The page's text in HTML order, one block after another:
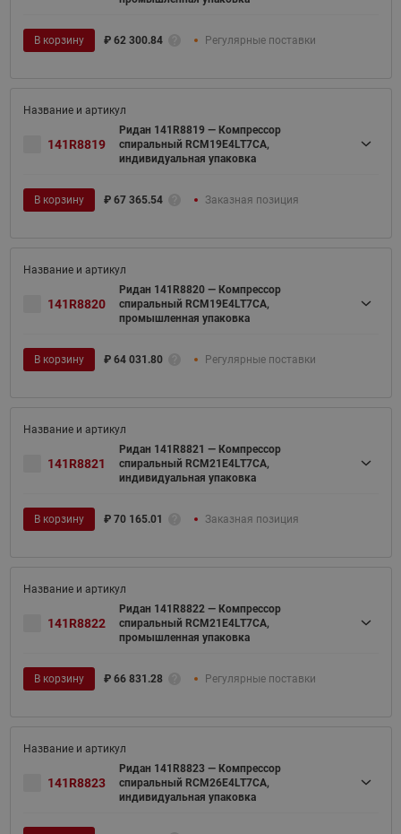
В корзину ₽ 62 300.84 Регулярные поставки
141R8819
Ридан 141R8819 — Компрессор
спиральный RCM19E4LT7CA,
индивидуальная упаковка
В корзину ₽ 67 365.54 Заказная позиция
141R8820
Ридан 141R8820 — Компрессор
спиральный RCM19E4LT7CA,
промышленная упаковка
В корзину ₽ 64 031.80 Регулярные поставки
141R8821
Ридан 141R8821 — Компрессор
спиральный RCM21E4LT7CA,
индивидуальная упаковка
В корзину ₽ 70 165.01 Заказная позиция
141R8822
Ридан 141R8822 — Компрессор
спиральный RCM21E4LT7CA,
промышленная упаковка
В корзину ₽ 66 831.28 Регулярные поставки
141R8823
Ридан 141R8823 — Компрессор
спиральный RCM26E4LT7CA,
индивидуальная упаковка